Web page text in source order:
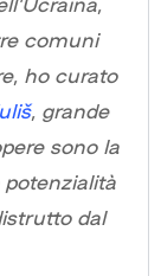
comuni
ho curato
, grande
sono la
dal